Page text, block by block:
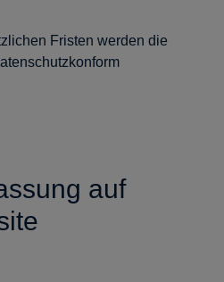
Fristen werden die
auf